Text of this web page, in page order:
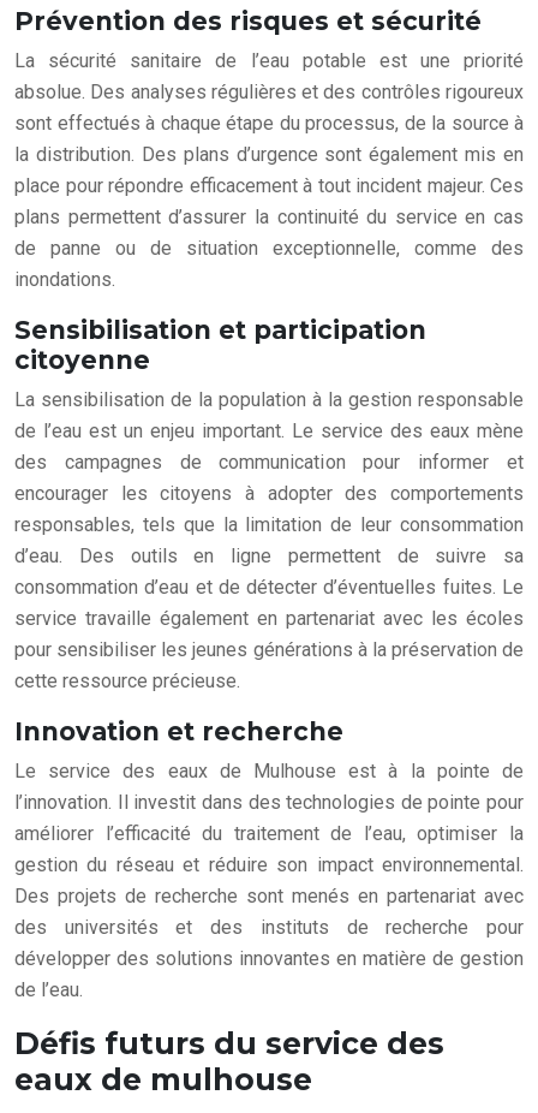
Prévention des risques et sécurité
La sécurité sanitaire de l’eau potable est une priorité
absolue. Des analyses régulières et des contrôles rigoureux
sont effectués à chaque étape du processus, de la source à
la distribution. Des plans d’urgence sont également mis en
place pour répondre efficacement à tout incident majeur. Ces
plans permettent d’assurer la continuité du service en cas
de panne ou de situation exceptionnelle, comme des
inondations.
Sensibilisation et participation
citoyenne
La sensibilisation de la population à la gestion responsable
de l’eau est un enjeu important. Le service des eaux mène
des campagnes de communication pour informer et
encourager les citoyens à adopter des comportements
responsables, tels que la limitation de leur consommation
d’eau. Des outils en ligne permettent de suivre sa
consommation d’eau et de détecter d’éventuelles fuites. Le
service travaille également en partenariat avec les écoles
pour sensibiliser les jeunes générations à la préservation de
cette ressource précieuse.
Innovation et recherche
Le service des eaux de Mulhouse est à la pointe de
l’innovation. Il investit dans des technologies de pointe pour
améliorer l’efficacité du traitement de l’eau, optimiser la
gestion du réseau et réduire son impact environnemental.
Des projets de recherche sont menés en partenariat avec
des universités et des instituts de recherche pour
développer des solutions innovantes en matière de gestion
de l’eau.
Défis futurs du service des
eaux de mulhouse